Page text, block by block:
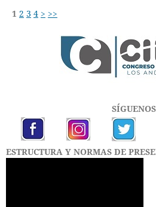
1 2 3 4 > >>
SÍGUENOS
ESTRUCTURA Y NORMAS DE